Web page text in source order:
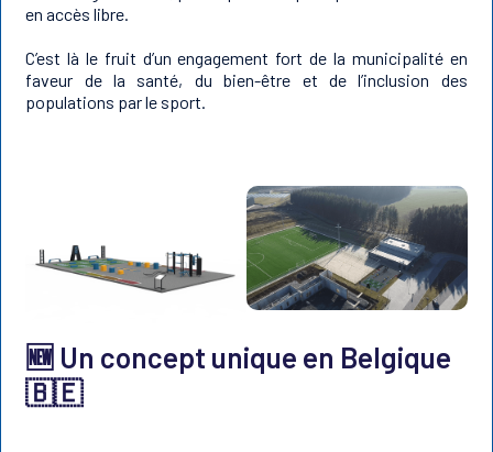
en accès libre.
C’est là le fruit d’un engagement fort de la municipalité en
faveur de la santé, du bien-être et de l’inclusion des
populations par le sport.
🆕 Un concept unique en Belgique
🇧🇪